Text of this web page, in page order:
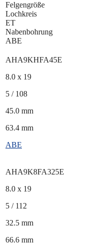
Felgengröße
Lochkreis
ET
Nabenbohrung
ABE
AHA9KHFA45E
8.0 x 19
5 / 108
45.0 mm
63.4 mm
ABE
AHA9K8FA325E
8.0 x 19
5 / 112
32.5 mm
66.6 mm